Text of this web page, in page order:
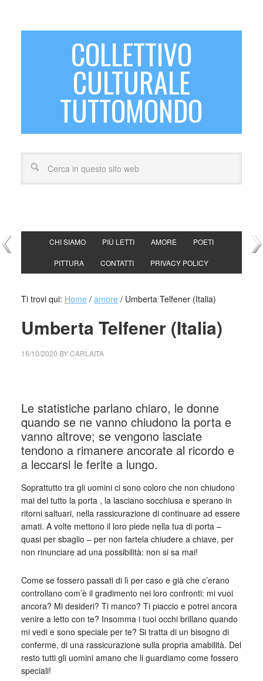
COLLETTIVO
CULTURALE
TUTTOMONDO
CHI SIAMO PIÙ LETTI AMORE POETI
PITTURA CONTATTI PRIVACY POLICY
Ti trovi qui: Home / amore /Umberta Telfener (Italia)
Umberta Telfener (Italia)
16/10/2020 BYCARLAITA
Le statistiche parlano chiaro, le donne
quando se ne vanno chiudono la porta e
vanno altrove; se vengono lasciate
tendono a rimanere ancorate al ricordo e
a leccarsi le ferite a lungo.
Soprattutto tra gli uomini ci sono coloro che non chiudono
mai del tutto la porta , la lasciano socchiusa e sperano in
ritorni saltuari, nella rassicurazione di continuare ad essere
amati. A volte mettono il loro piede nella tua di porta –
quasi per sbaglio – per non fartela chiudere a chiave, per
non rinunciare ad una possibilità: non si sa mai!
Come se fossero passati di lì per caso e già che c’erano
controllano com’è il gradimento nei loro confronti: mi vuoi
ancora? Mi desideri? Ti manco? Ti piaccio e potrei ancora
venire a letto con te? Insomma i tuoi occhi brillano quando
mi vedi e sono speciale per te? Si tratta di un bisogno di
conferme, di una rassicurazione sulla propria amabilità. Del
resto tutti gli uomini amano che li guardiamo come fossero
speciali!